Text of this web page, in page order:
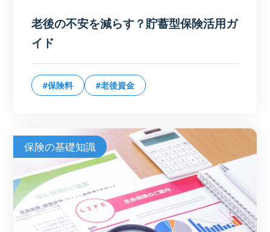
老後の不安を減らす？貯蓄型保険活用ガ
イド
#保険料 #老後資金
保険の基礎知識